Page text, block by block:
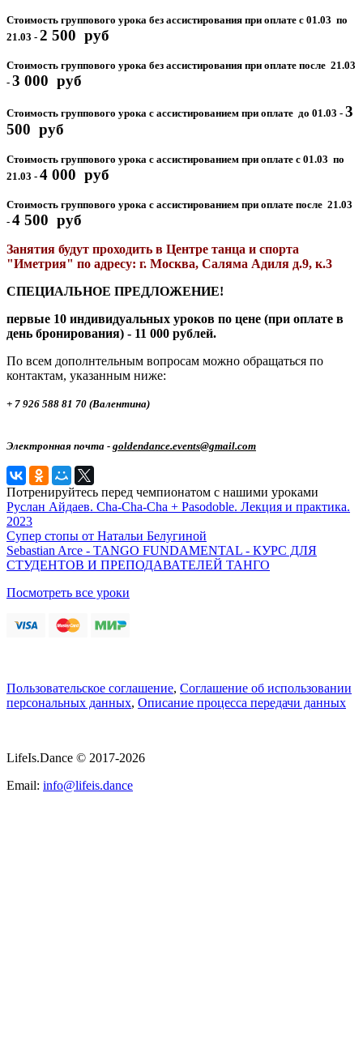
Стоимость группового урока без ассистирования при оплате с 01.03 по
21.03 - 2 500 руб
Стоимость группового урока без ассистирования при оплате после 21.03
- 3 000 руб
Стоимость группового урока с ассистированием при оплате до 01.03 - 3
500 руб
Стоимость группового урока с ассистированием при оплате с 01.03 по
21.03 - 4 000 руб
Стоимость группового урока с ассистированием при оплате после 21.03
- 4 500 руб
Занятия будут проходить в Центре танца и спорта
"Иметрия" по адресу: г. Москва, Саляма Адиля д.9, к.3
СПЕЦИАЛЬНОЕ ПРЕДЛОЖЕНИЕ!
первые 10 индивидуальных уроков по цене (при оплате в
день бронирования) - 11 000 рублей.
По всем дополнтельным вопросам можно обращатьcя по
контактам, указанным ниже:
+ 7 926 588 81 70 (Валентина)
Электронная почта - goldendance.events@gmail.com
Потренируйтесь перед чемпионатом с нашими уроками
Руслан Айдаев. Cha-Cha-Cha + Pasodoble. Лекция и практика.
2023
Супер стопы от Натальи Белугиной
Sebastian Arce - TANGO FUNDAMENTAL - КУРС ДЛЯ
СТУДЕНТОВ И ПРЕПОДАВАТЕЛЕЙ ТАНГО
Посмотреть все уроки
Пользовательское соглашение, Соглашение об использовании
персональных данных, Описание процесса передачи данных
LifeIs.Dance © 2017-2026
Email: info@lifeis.dance